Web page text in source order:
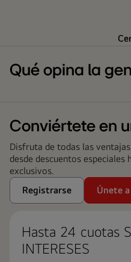
Qué opina la
Conviértete en
Disfruta de todas las
desde descuentos
exclusivos.
Registrarse
Únete
Hasta 24 cuotas
INTERESES